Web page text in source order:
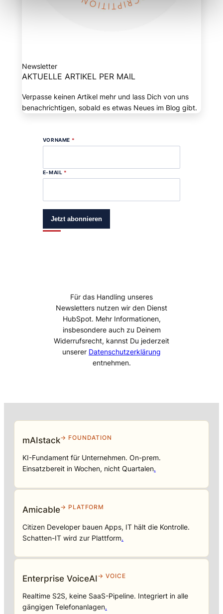
Newsletter
AKTUELLE ARTIKEL PER MAIL
Verpasse keinen Artikel mehr und lass Dich von uns
benachrichtigen, sobald es etwas Neues im Blog gibt.
VORNAME *
E-MAIL *
Jetzt abonnieren
Für das Handling unseres
Newsletters nutzen wir den Dienst
HubSpot. Mehr Informationen,
insbesondere auch zu Deinem
Widerrufsrecht, kannst Du jederzeit
unserer Datenschutzerklärung
entnehmen.
mAIstack→ FOUNDATION
KI-Fundament für Unternehmen. On-prem.
Einsatzbereit in Wochen, nicht Quartalen.
Amicable→ PLATFORM
Citizen Developer bauen Apps, IT hält die Kontrolle.
Schatten-IT wird zur Plattform.
Enterprise VoiceAI→ VOICE
Realtime S2S, keine SaaS-Pipeline. Integriert in alle
gängigen Telefonanlagen.